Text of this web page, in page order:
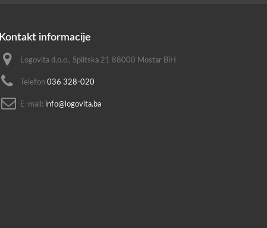
Kontakt informacije
Logovita d.o.o., Splitska 21 88000 Mostar BiH
Telefon 036 328-020
E-mail: info@logovita.ba